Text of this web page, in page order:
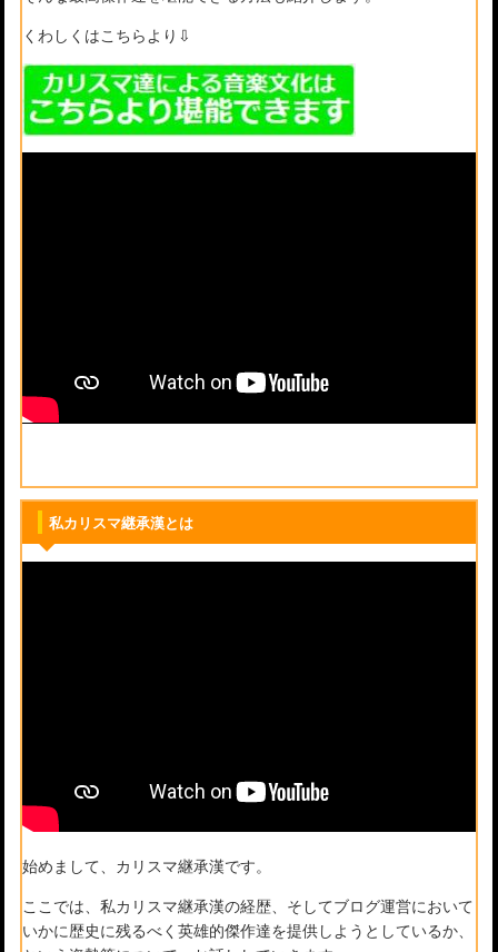
くわしくはこちらより⇩
私カリスマ継承漢とは
始めまして、カリスマ継承漢です。
ここでは、私カリスマ継承漢の経歴、そしてブログ運営において
いかに歴史に残るべく英雄的傑作達を提供しようとしているか、